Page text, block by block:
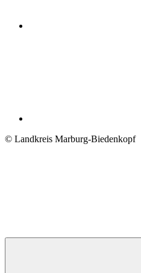
© Landkreis Marburg-Biedenkopf